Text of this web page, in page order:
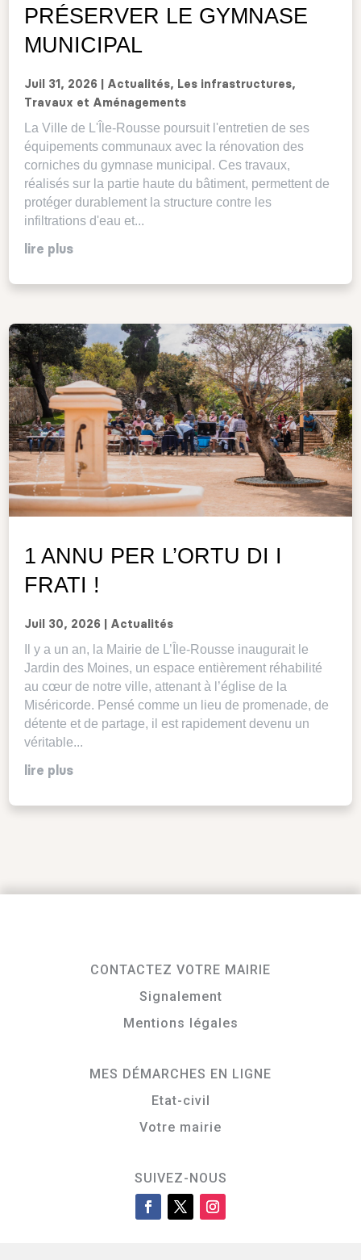
PRÉSERVER LE GYMNASE
MUNICIPAL
Juil 31, 2026 Actualités, Les infrastructures,
Travaux et Aménagements
La Ville de L'Île-Rousse poursuit l'entretien de ses
équipements communaux avec la rénovation des
corniches du gymnase municipal. Ces travaux,
réalisés sur la partie haute du bâtiment, permettent de
protéger durablement la structure contre les
infiltrations d'eau et...
lire plus
1 ANNU PER L’ORTU DI I
FRATI !
Juil 30, 2026 Actualités
Il y a un an, la Mairie de L’Île-Rousse inaugurait le
Jardin des Moines, un espace entièrement réhabilité
au cœur de notre ville, attenant à l’église de la
Miséricorde. Pensé comme un lieu de promenade, de
détente et de partage, il est rapidement devenu un
véritable...
lire plus
CONTACTEZ VOTRE MAIRIE
Signalement
Mentions légales
MES DÉMARCHES EN LIGNE
Etat-civil
Votre mairie
SUIVEZ-NOUS